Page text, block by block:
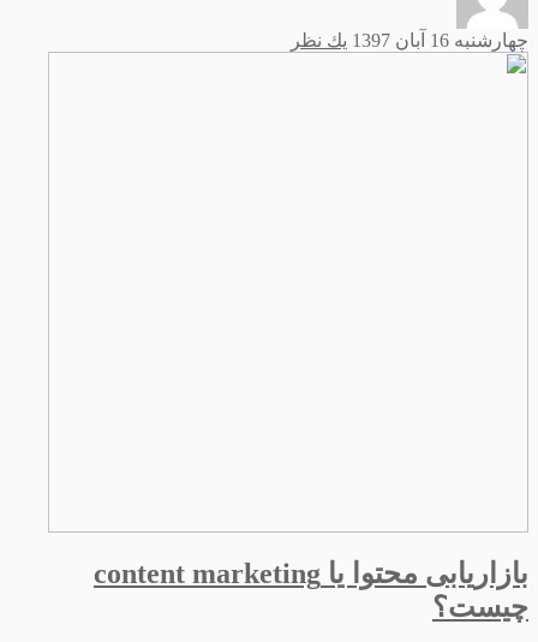
چهارشنبه 16 آبان 1397 يك نظر
بازاریابی محتوا یا content marketing
چیست؟